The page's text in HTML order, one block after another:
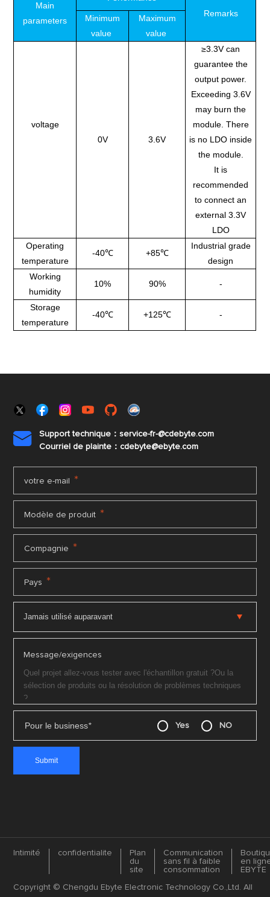
Main
parameters
Remarks
Minimum
value
Maximum
value
voltage
0V
3.6V
≥3.3V can
guarantee the
output power.
Exceeding 3.6V
may burn the
module. There
is no LDO inside
the module.
It is
recommended
to connect an
external 3.3V
LDO
Operating
temperature
-40℃ +85℃
Industrial grade
design
Working
humidity
10% 90% -
Storage
temperature
-40℃ +125℃ -

Support technique：service-fr-@cdebyte.com
Courriel de plainte：cdebyte@ebyte.com
votre e-mail *
Modèle de produit *
Compagnie *
Pays *
Message/exigences
Pour le business* Yes NO
Intimité confidentialite
Plan
du
site
Communication
sans fil à faible
consommation
en
EBYTE
Copyright © Chengdu Ebyte Electronic Technology Co.,Ltd. All